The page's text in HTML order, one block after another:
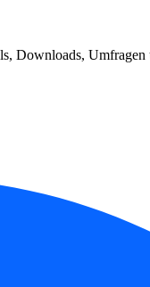
Downloads, Umfragen